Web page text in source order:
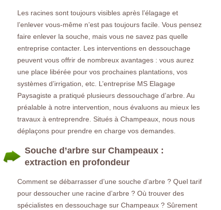
Les racines sont toujours visibles après l’élagage et
l’enlever vous-même n’est pas toujours facile. Vous pensez
faire enlever la souche, mais vous ne savez pas quelle
entreprise contacter. Les interventions en dessouchage
peuvent vous offrir de nombreux avantages : vous aurez
une place libérée pour vos prochaines plantations, vos
systèmes d’irrigation, etc. L’entreprise MS Elagage
Paysagiste a pratiqué plusieurs dessouchage d’arbre. Au
préalable à notre intervention, nous évaluons au mieux les
travaux à entreprendre. Situés à Champeaux, nous nous
déplaçons pour prendre en charge vos demandes.
Souche d’arbre sur Champeaux :
extraction en profondeur
Comment se débarrasser d’une souche d’arbre ? Quel tarif
pour dessoucher une racine d’arbre ? Où trouver des
spécialistes en dessouchage sur Champeaux ? Sûrement